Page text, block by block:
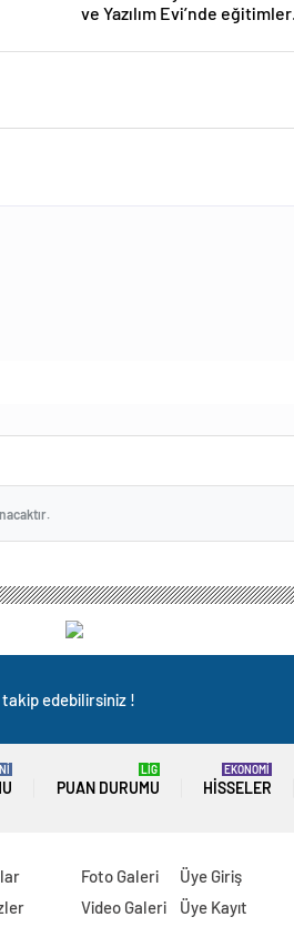
ve Yazılım Evi’nde eğitimler
edebilirsiniz !
PUAN DURUMU
LİG
HISSELER
EKONOMİ
Foto Galeri
Video Galeri
Üye Giriş
Üye Kayıt